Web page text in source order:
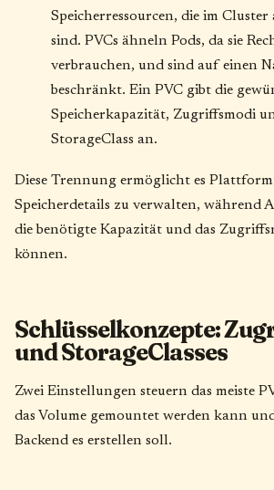
Speicherressourcen, die im Cluster
sind. PVCs ähneln Pods, da sie
verbrauchen, und sind auf einen
beschränkt. Ein PVC gibt die
Speicherkapazität, Zugriffsmodi
StorageClass an.
Diese Trennung ermöglicht es
Speicherdetails zu verwalten, während
die benötigte Kapazität und das
können.
Schlüsselkonzepte:
und StorageClasses
Zwei Einstellungen steuern das meiste
das Volume gemountet werden kann
Backend es erstellen soll.